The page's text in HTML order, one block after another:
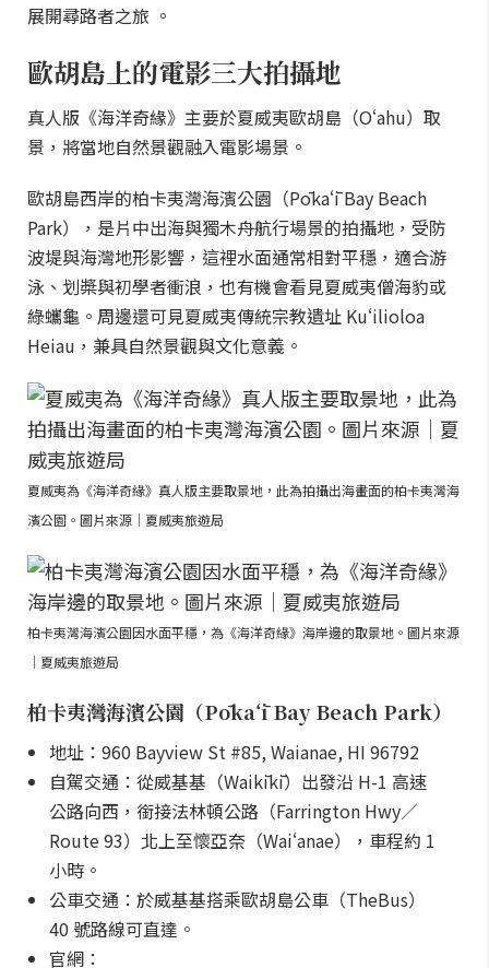
展開尋路者之旅 。
歐胡島上的電影三大拍攝地
真人版《海洋奇緣》主要於夏威夷歐胡島（Oʻahu）取
景，將當地自然景觀融入電影場景。
歐胡島西岸的柏卡夷灣海濱公園（Pōkaʻī Bay Beach
Park），是片中出海與獨木舟航行場景的拍攝地，受防
波堤與海灣地形影響，這裡水面通常相對平穩，適合游
泳、划槳與初學者衝浪，也有機會看見夏威夷僧海豹或
綠蠵龜。周邊還可見夏威夷傳統宗教遺址 Kuʻilioloa
Heiau，兼具自然景觀與文化意義。
夏威夷為《海洋奇緣》真人版主要取景地，此為拍攝出海畫面的柏卡夷灣海
濱公園。圖片來源｜夏威夷旅遊局
柏卡夷灣海濱公園因水面平穩，為《海洋奇緣》海岸邊的取景地。圖片來源
｜夏威夷旅遊局
柏卡夷灣海濱公園（Pōkaʻī Bay Beach Park）
地址：960 Bayview St #85, Waianae, HI 96792
自駕交通：從威基基（Waikīkī）出發沿 H-1 高速
公路向西，銜接法林頓公路（Farrington Hwy／
Route 93）北上至懷亞奈（Waiʻanae），車程約 1
小時。
公車交通：於威基基搭乘歐胡島公車（TheBus）
40 號路線可直達。
官網：